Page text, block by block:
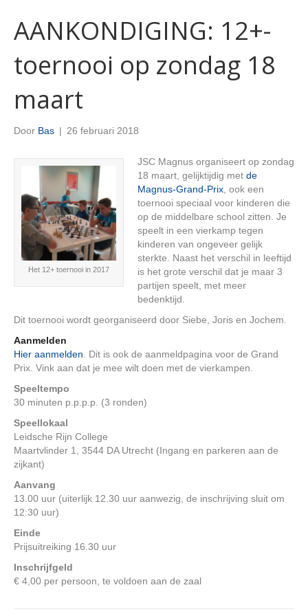
AANKONDIGING: 12+-
toernooi op zondag 18
maart
Door Bas | 26 februari 2018
Het 12+ toernooi in 2017
JSC Magnus organiseert op zondag
18 maart, gelijktijdig met de
Magnus-Grand-Prix , ook een
toernooi speciaal voor kinderen die
op de middelbare school zitten. Je
speelt in een vierkamp tegen
kinderen van ongeveer gelijk
sterkte. Naast het verschil in leeftijd
is het grote verschil dat je maar 3
partijen speelt, met meer
bedenktijd.
Dit toernooi wordt georganiseerd door Siebe, Joris en Jochem.
Aanmelden
Hier aanmelden . Dit is ook de aanmeldpagina voor de Grand
Prix. Vink aan dat je mee wilt doen met de vierkampen.
Speeltempo
30 minuten p.p.p.p. (3 ronden)
Speellokaal
Leidsche Rijn College
Maartvlinder 1, 3544 DA Utrecht (Ingang en parkeren aan de
zijkant)
Aanvang
13.00 uur (uiterlijk 12.30 uur aanwezig, de inschrijving sluit om
12:30 uur)
Einde
Prijsuitreiking 16.30 uur
Inschrijfgeld
€ 4,00 per persoon, te voldoen aan de zaal